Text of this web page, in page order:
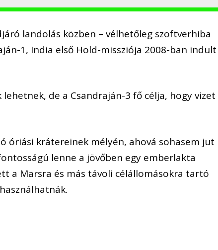
landolás közben – vélhetőleg szoftverhiba
1, India első Hold-missziója 2008-ban indult
de a Csandraján-3 fő célja, hogy vizet
óriási krátereinek mélyén, ahová sohasem jut
lenne a jövőben egy emberlakta
a Marsra és más távoli célállomásokra tartó